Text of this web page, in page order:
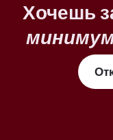
Хочешь